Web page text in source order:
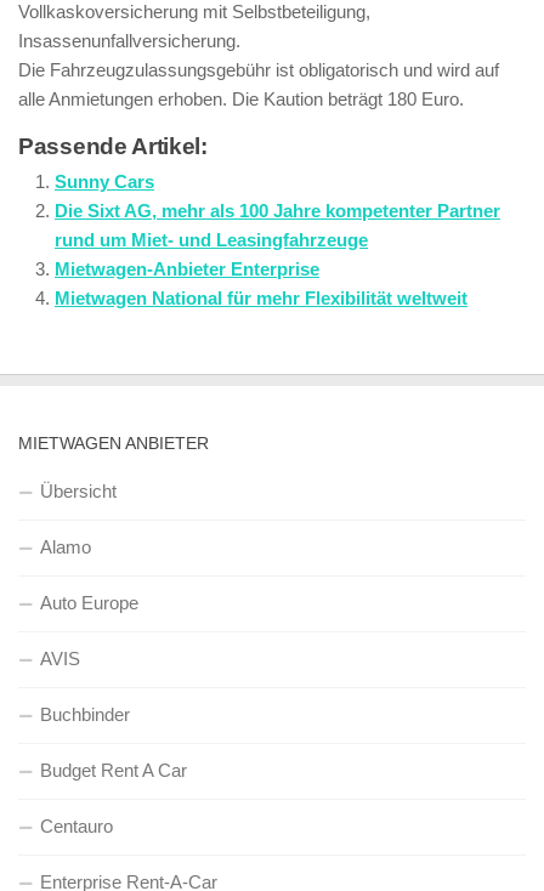
Vollkaskoversicherung mit Selbstbeteiligung,
Insassenunfallversicherung.
Die Fahrzeugzulassungsgebühr ist obligatorisch und wird auf
alle Anmietungen erhoben. Die Kaution beträgt 180 Euro.
Passende Artikel:
Sunny Cars
Die Sixt AG, mehr als 100 Jahre kompetenter Partner
rund um Miet- und Leasingfahrzeuge
Mietwagen-Anbieter Enterprise
Mietwagen National für mehr Flexibilität weltweit
MIETWAGEN ANBIETER
Übersicht
Alamo
Auto Europe
AVIS
Buchbinder
Budget Rent A Car
Centauro
Enterprise Rent-A-Car